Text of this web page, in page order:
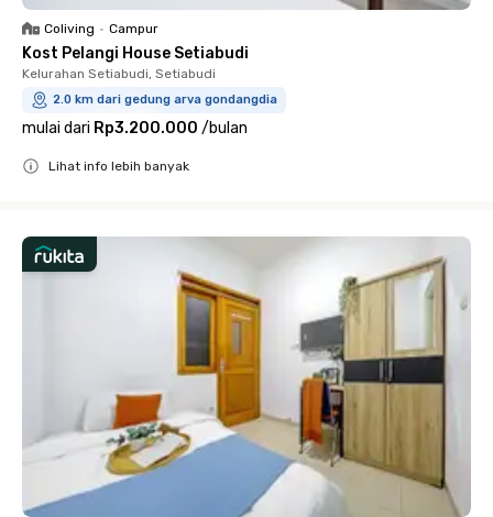
Coliving • Campur
Kost Pelangi House Setiabudi
Kelurahan Setiabudi, Setiabudi
2.0 km dari gedung arva gondangdia
mulai dari Rp3.200.000 /bulan
Lihat info lebih banyak